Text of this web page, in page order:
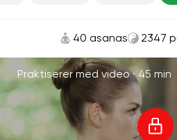
40 asanas 2347
Praktiserer med video ·45 min